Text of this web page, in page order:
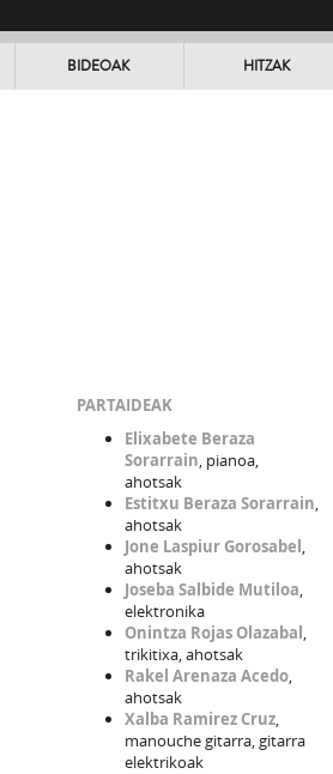
BIDEOAK HITZAK
PARTAIDEAK
Elixabete Beraza
Sorarrain, pianoa,
ahotsak
Estitxu Beraza Sorarrain,
ahotsak
Jone Laspiur Gorosabel,
ahotsak
Joseba Salbide Mutiloa,
elektronika
Onintza Rojas Olazabal,
trikitixa, ahotsak
Rakel Arenaza Acedo,
ahotsak
Xalba Ramirez Cruz,
manouche gitarra, gitarra
elektrikoak